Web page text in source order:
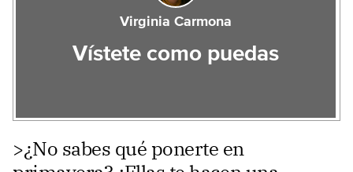
Virginia Carmona
Vístete como puedas
>¿No sabes qué ponerte en